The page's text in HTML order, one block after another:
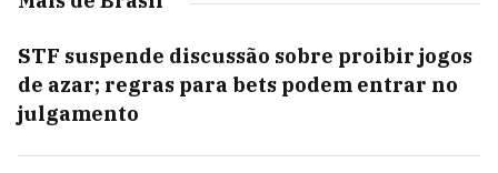
STF suspende discussão sobre proibir jogos
de azar; regras para bets podem entrar no
julgamento